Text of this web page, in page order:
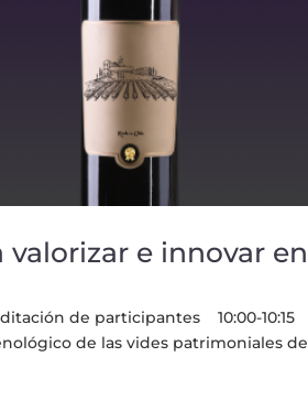
valorizar e innovar en
de participantes 10:00-10:15
de las vides patrimoniales de